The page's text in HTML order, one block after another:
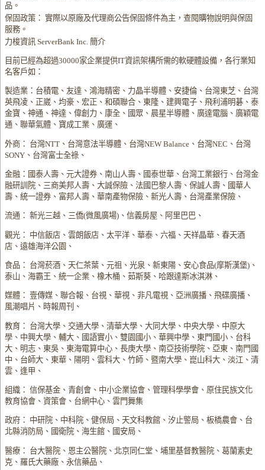
品。
保固政策： 實際以原廠及代理商公告保固條件為主，查閱購物說明與保固
服務。
力梭資訊 ServerBank Inc. 簡介
目前已經為超過30000家企業提供IT資訊架構所需的軟硬體設備，各行業知
名客戶如：
製造業：台積電、友達、鴻海精密、力晶半導體、安捷倫、台灣東芝、台灣
英飛凌、正崴、均豪、宏正、和碩聯合、東隆、建興電子、飛利浦明碁、泰
金寶、神通、神達、偉創力、康全、國眾、晨星半導體、廣達電腦、廣穎電
通、聯華氣體、寶成工業、廣運、
外商： 台灣NTT、台灣意法半導體、台灣NEW Balance、台灣NEC、台灣
SONY、台灣富士全祿、
金融：國泰人壽、元大證券、南山人壽、國泰世華、台灣工業銀行、台灣金
融研訓院、三商美邦人壽、大誠保險、法國巴黎人壽、保誠人壽、國華人
壽、統一證券、富邦人壽、華南產物保險、新光人壽、台灣產業保險、
流通： 新光三越、三僑(微風廣場)、信義房屋、阿里巴巴、
觀光： 中信飯店、雲朗飯店、太平洋、華泰、六福、天祥晶華、春天酒
店、遠雄海洋公園、
食品： 台灣菸酒、天仁茶葉、元祖、光泉、新東陽、安心食品(摩斯漢堡)、
泰山、海霸王、統一企業、橡木桶、茹斯葵、哈跟達斯冰淇淋、
媒體： 壹傳媒、聯合報、台視、華視、非凡電視、亞洲廣播、飛碟廣播、
風潮唱片、時報周刊、
教育： 台灣大學、交通大學、清華大學、大同大學、中央大學、中原大
學、中興大學、輔大、國語實小、雙園國小、華興中學、東門國小、台科
大、明志、東吳、東海電算中心、長庚大學、南亞技術學院、亞東、南門國
中、台師大、東華、陽明、雲科大、竹師、暨南大學、崑山科大、淡江、清
雲、逢甲、
組織： 信保基金、青創會、中小企業協會、管理科學學會、原住民族文化
教育協會、資策會、台網中心、雲門舞集
政府： 中研院、中科院、健保局、天文科教館、汐止警局、板橋農會、台
北縣消防局、國衛院、海生館、國安局、
醫療： 台大醫院、恩主公醫院、北京同仁堂、埔里基督教醫院、葛蘭素史
克、羅氏大藥廠、永信藥品、